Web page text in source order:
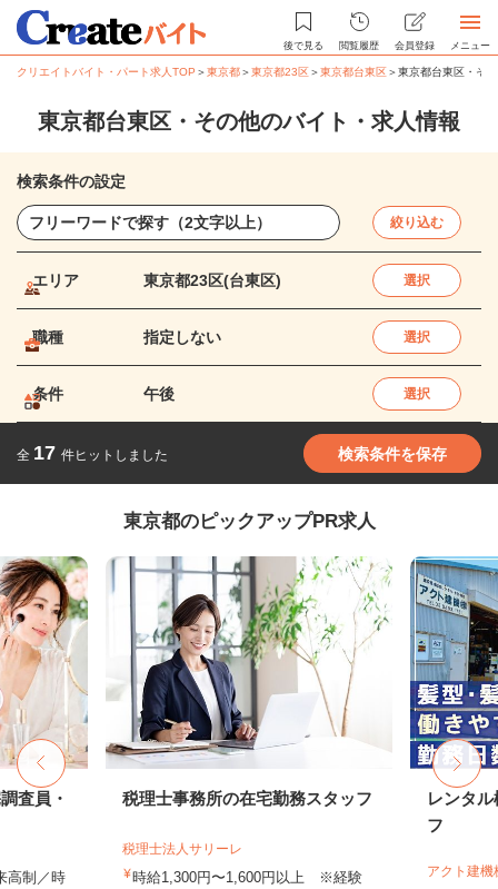
後で見る 閲覧履歴 会員登録 メニュー
クリエイトバイト・パート求人TOP ＞東京都＞東京都23区＞東京都台東区＞東京都台東区・そ
東京都台東区・その他のバイト・求人情報
検索条件の設定
絞り込む
エリア 東京都23区(台東区) 選択
職種 指定しない 選択
条件 午後 選択
全 17 件ヒットしました 検索条件を保存
東京都のピックアップPR求人
査員・
高制／時
税理士事務所の在宅勤務スタッフ
税理士法人サリーレ
時給1,300円〜1,600円以上 ※経験
レンタ
フ
アクト建機